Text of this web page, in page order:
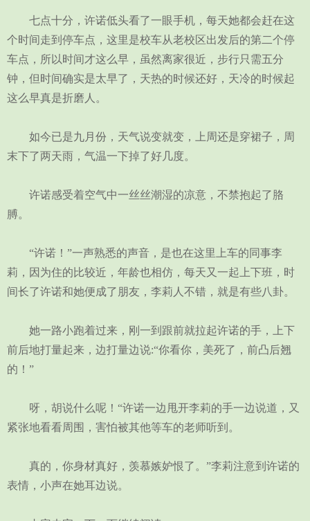
七点十分，许诺低头看了一眼手机，每天她都会赶在这
个时间走到停车点，这里是校车从老校区出发后的第二个停
车点，所以时间才这么早，虽然离家很近，步行只需五分
钟，但时间确实是太早了，天热的时候还好，天冷的时候起
这么早真是折磨人。
如今已是九月份，天气说变就变，上周还是穿裙子，周
末下了两天雨，气温一下掉了好几度。
许诺感受着空气中一丝丝潮湿的凉意，不禁抱起了胳
膊。
“许诺！”一声熟悉的声音，是也在这里上车的同事李
莉，因为住的比较近，年龄也相仿，每天又一起上下班，时
间长了许诺和她便成了朋友，李莉人不错，就是有些八卦。
她一路小跑着过来，刚一到跟前就拉起许诺的手，上下
前后地打量起来，边打量边说:“你看你，美死了，前凸后翘
的！”
呀，胡说什么呢！“许诺一边甩开李莉的手一边说道，又
紧张地看看周围，害怕被其他等车的老师听到。
真的，你身材真好，羡慕嫉妒恨了。”李莉注意到许诺的
表情，小声在她耳边说。